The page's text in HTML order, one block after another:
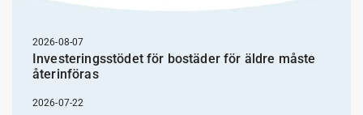
2026-08-07
Investeringsstödet för bostäder för äldre måste
återinföras
2026-07-22